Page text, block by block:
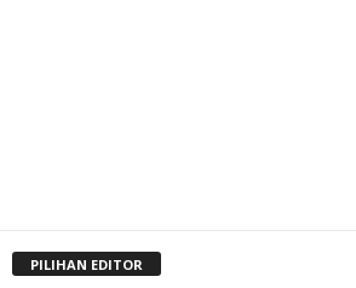
PILIHAN EDITOR